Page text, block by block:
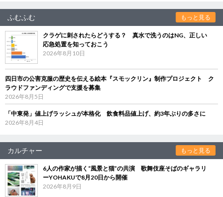
ふむふむ もっと見る
クラゲに刺されたらどうする？ 真水で洗うのはNG、正しい
応急処置を知っておこう
2026年8月10日
四日市の公害克服の歴史を伝える絵本『スモックリン』制作プロジェクト ク
ラウドファンディングで支援を募集
2026年8月5日
「中東発」値上げラッシュが本格化 飲食料品値上げ、約3年ぶりの多さに
2026年8月4日
カルチャー もっと見る
6人の作家が描く“風景と猫”の共演 歌舞伎座そばのギャラリ
ーYOHAKUで8月20日から開催
2026年8月9日